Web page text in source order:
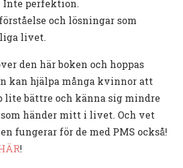
Inte perfektion.
och lösningar som
livet.
den här boken och hoppas
kan hjälpa många kvinnor att
lite bättre och känna sig mindre
händer mitt i livet. Och vet
fungerar för de med PMS också!
!